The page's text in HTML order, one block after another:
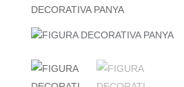
DECORATIVA PANYA